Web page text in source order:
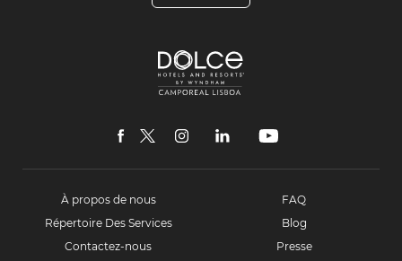
À propos de nous
Répertoire Des Services
Contactez-nous
FAQ
Blog
Presse